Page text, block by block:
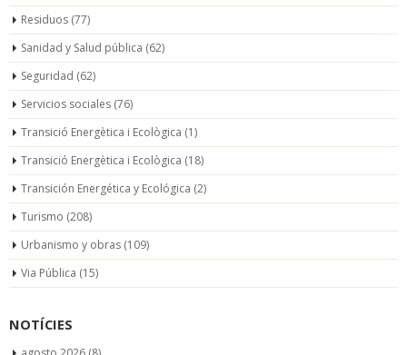
Residuos (77)
Sanidad y Salud pública (62)
Seguridad (62)
Servicios sociales (76)
Transició Energètica i Ecològica (1)
Transició Energètica i Ecològica (18)
Transición Energética y Ecológica (2)
Turismo (208)
Urbanismo y obras (109)
Via Pública (15)
NOTÍCIES